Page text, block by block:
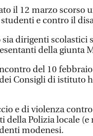
il 12 marzo scorso
e contro il
dirigenti scolastici
della giunta
del 10
Consigli di istituto
e di violenza
della Polizia locale (e
modenesi.